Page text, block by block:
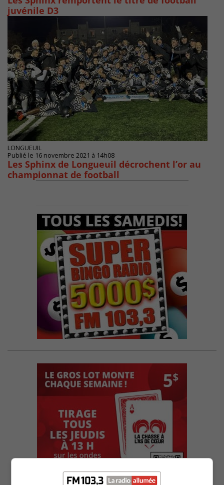
juvénile D3
LONGUEUIL
Publié le 16 novembre 2021 à 14h08
Les Sphinx de Longueuil décrochent l’or au
championnat de football